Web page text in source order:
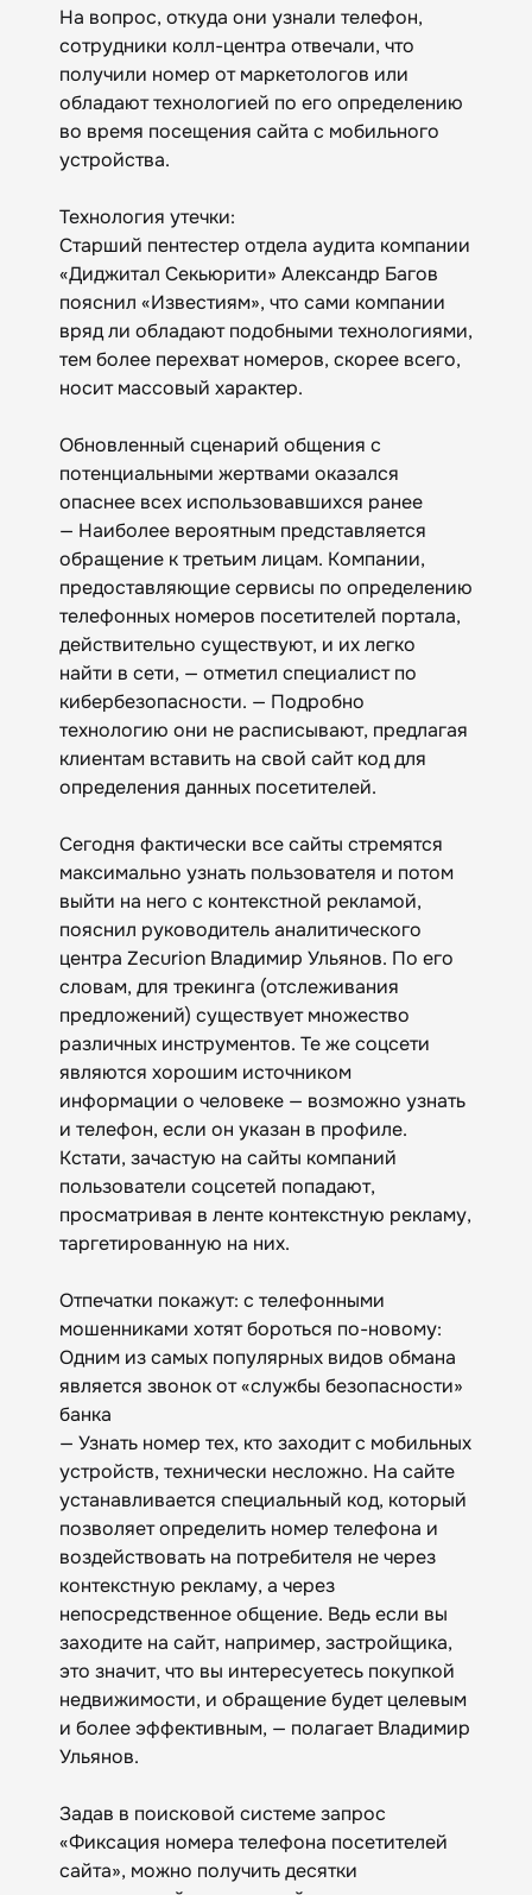
На вопрос, откуда они узнали телефон,
сотрудники колл-центра отвечали, что
получили номер от маркетологов или
обладают технологией по его определению
во время посещения сайта с мобильного
устройства.
Технология утечки:
Старший пентестер отдела аудита компании
«Диджитал Секьюрити» Александр Багов
пояснил «Известиям», что сами компании
вряд ли обладают подобными технологиями,
тем более перехват номеров, скорее всего,
носит массовый характер.
Обновленный сценарий общения с
потенциальными жертвами оказался
опаснее всех использовавшихся ранее
— Наиболее вероятным представляется
обращение к третьим лицам. Компании,
предоставляющие сервисы по определению
телефонных номеров посетителей портала,
действительно существуют, и их легко
найти в сети, — отметил специалист по
кибербезопасности. — Подробно
технологию они не расписывают, предлагая
клиентам вставить на свой сайт код для
определения данных посетителей.
Сегодня фактически все сайты стремятся
максимально узнать пользователя и потом
выйти на него с контекстной рекламой,
пояснил руководитель аналитического
центра Zecurion Владимир Ульянов. По его
словам, для трекинга (отслеживания
предложений) существует множество
различных инструментов. Те же соцсети
являются хорошим источником
информации о человеке — возможно узнать
и телефон, если он указан в профиле.
Кстати, зачастую на сайты компаний
пользователи соцсетей попадают,
просматривая в ленте контекстную рекламу,
таргетированную на них.
Отпечатки покажут: с телефонными
мошенниками хотят бороться по-новому:
Одним из самых популярных видов обмана
является звонок от «службы безопасности»
банка
— Узнать номер тех, кто заходит с мобильных
устройств, технически несложно. На сайте
устанавливается специальный код, который
позволяет определить номер телефона и
воздействовать на потребителя не через
контекстную рекламу, а через
непосредственное общение. Ведь если вы
заходите на сайт, например, застройщика,
это значит, что вы интересуетесь покупкой
недвижимости, и обращение будет целевым
и более эффективным, — полагает Владимир
Ульянов.
Задав в поисковой системе запрос
«Фиксация номера телефона посетителей
сайта», можно получить десятки